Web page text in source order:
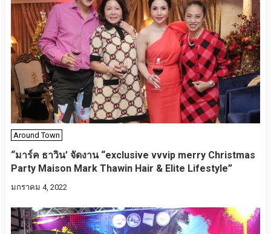
Around Town
“มาร์ค ธาวิน’ จัดงาน “exclusive vvvip merry Christmas
Party Maison Mark Thawin Hair & Elite Lifestyle”
มกราคม 4, 2022